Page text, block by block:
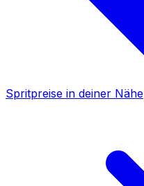
Spritpreise in deiner Nähe